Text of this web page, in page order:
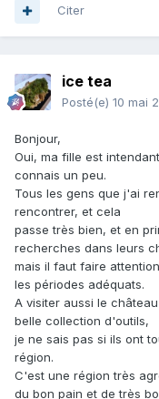
Citer
ice tea
Posté(e) 10 mai
Bonjour,
Oui, ma fille est
connais un peu.
Tous les gens que j'ai
rencontrer, et cela
passe très bien, et en
recherches dans leurs
mais il faut faire
les périodes adéquats.
A visiter aussi le
belle collection d'outils,
je ne sais pas si ils ont
région.
C'est une région très
du bon pain et de très